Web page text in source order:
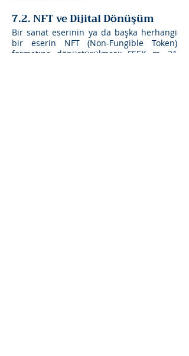
7.2. NFT ve Dijital Dönüşüm
Bir sanat eserinin ya da başka herhangi
bir eserin NFT (Non-Fungible Token)
formatına dönüştürülmesi; FSEK m. 21